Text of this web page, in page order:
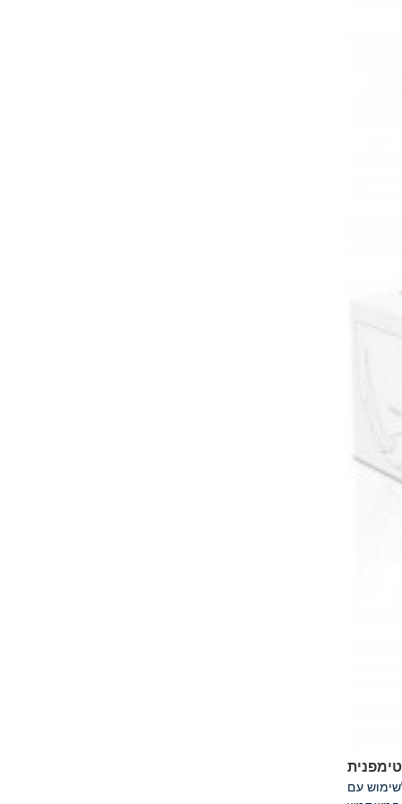
עם